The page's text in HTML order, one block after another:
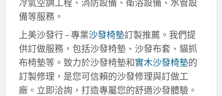
冷氣空調工程、消防設備、衛浴設備、水管設
備等服務。
上美沙發行 – 專業沙發椅墊訂製推薦。我們提
供訂做服務，包括沙發椅墊、沙發布套、貓抓
布椅墊等。致力於沙發椅墊和實木沙發椅墊的
訂製修理，是您可信賴的沙發修理與訂做工
廠。立即洽詢，打造專屬您的舒適沙發體驗。